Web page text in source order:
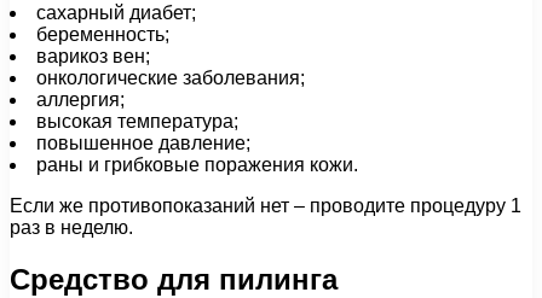
сахарный диабет;
беременность;
варикоз вен;
онкологические заболевания;
аллергия;
высокая температура;
повышенное давление;
раны и грибковые поражения кожи.
Если же противопоказаний нет – проводите процедуру 1
раз в неделю.
Средство для пилинга